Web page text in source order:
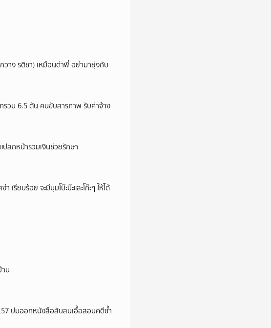
วาง รติชา) เหมือนด่าพี่ อย่ามายุ่งกับ
รวม 6.5 ตัน คนขับสารภาพ รับค่าจ้าง
ลกหน้ารวมเงินช่วยรักษา
รียบร้อย จะมีมุมโบ๊ะบ๊ะและโก๊ะๆ ให้ได้
น
ปมออกหนังสือสับสนเอื้อสอบคดีซ้ำ